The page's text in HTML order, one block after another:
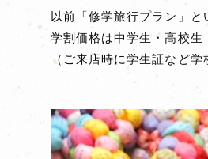
以前「修学旅行プラン」と
学割価格は中学生・高校
（ご来店時に学生証など学